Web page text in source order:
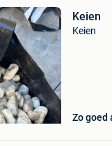
Keien
Keien
Zo goed